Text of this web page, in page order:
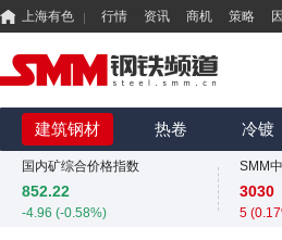
上海有色 行情 资讯 商机 策略
建筑钢材 热卷 冷镀
国内矿综合价格指数
852.22
-4.96 (-0.58%)
815
0 (0.00%)
国内矿综合价格指数
852.22
-4.96 (-0.58%)
SMM
1980
SMM
3030
5